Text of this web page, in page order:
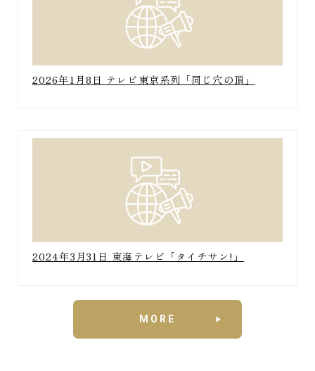
2026年1月8日 テレビ東京系列「同じ穴の頂」
2024年3月31日 東海テレビ「タイチサン!」
MORE